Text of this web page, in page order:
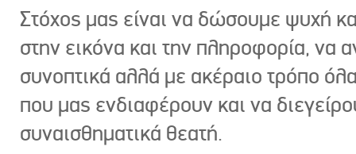
Στόχος μας είναι να δώσουμε ψυχή
στην εικόνα και την πληροφορία, να
συνοπτικά αλλά με ακέραιο τρόπο
που μας ενδιαφέρουν και να
συναισθηματικά θεατή.